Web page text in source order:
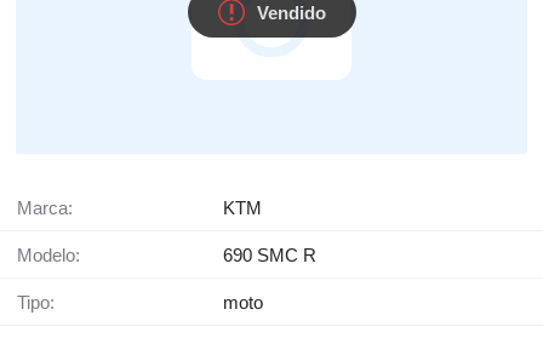
Vendido
Marca: KTM
Modelo: 690 SMC R
Tipo: moto